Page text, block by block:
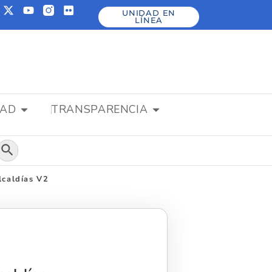
UNIDAD EN
LÍNEA
TRANSPARENCIA
de búsqueda
V2